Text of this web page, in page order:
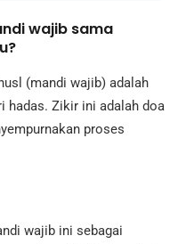
wajib sama
(mandi wajib) adalah
hadas. Zikir ini adalah doa
proses
wajib ini sebagai